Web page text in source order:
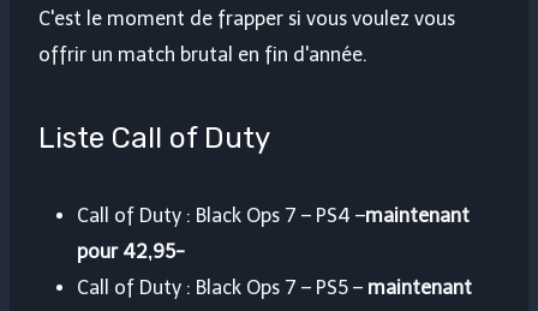
C'est le moment de frapper si vous voulez vous
offrir un match brutal en fin d'année.
Liste Call of Duty
Call of Duty : Black Ops 7 – PS4 –maintenant
pour 42,95-
Call of Duty : Black Ops 7 – PS5 – maintenant